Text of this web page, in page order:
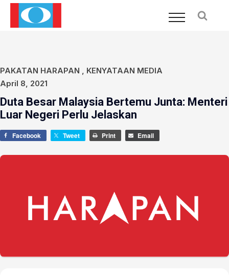
PAKATAN HARAPAN , KENYATAAN MEDIA
April 8, 2021
Duta Besar Malaysia Bertemu Junta: Menteri
Luar Negeri Perlu Jelaskan
Facebook Tweet Print Email